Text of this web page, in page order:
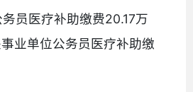
务员医疗补助缴费20.17万
业单位公务员医疗补助缴